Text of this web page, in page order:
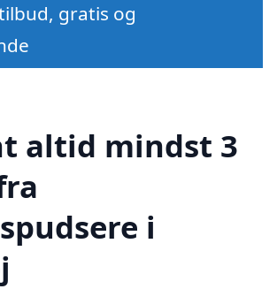
gratis og
altid mindst 3
i